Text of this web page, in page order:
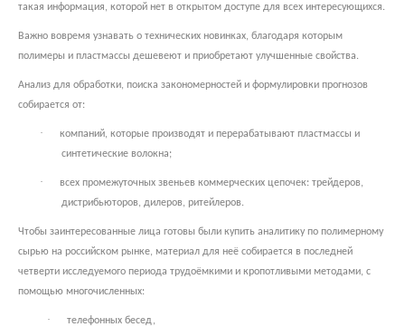
такая информация, которой нет в открытом доступе для всех интересующихся.
Важно вовремя узнавать о технических новинках, благодаря которым
полимеры и пластмассы дешевеют и приобретают улучшенные свойства.
Анализ для обработки, поиска закономерностей и формулировки прогнозов
собирается от:
·
компаний, которые производят и перерабатывают пластмассы и
синтетические волокна;
·
всех промежуточных звеньев коммерческих цепочек: трейдеров,
дистрибьюторов, дилеров, ритейлеров.
Чтобы заинтересованные лица готовы были купить аналитику по полимерному
сырью на российском рынке, материал для неё собирается в последней
четверти исследуемого периода трудоёмкими и кропотливыми методами, с
помощью многочисленных:
· телефонных бесед,